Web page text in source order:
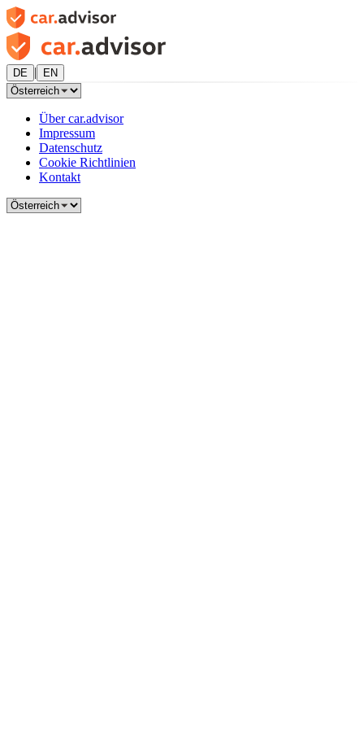
DE | EN
Über car.advisor
Impressum
Datenschutz
Cookie Richtlinien
Kontakt